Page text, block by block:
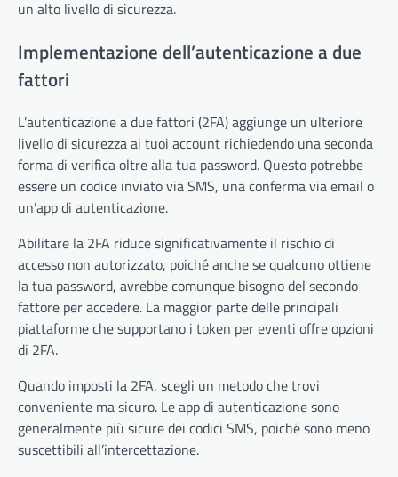
un alto livello di sicurezza.
Implementazione dell’autenticazione a due
fattori
L’autenticazione a due fattori (2FA) aggiunge un ulteriore
livello di sicurezza ai tuoi account richiedendo una seconda
forma di verifica oltre alla tua password. Questo potrebbe
essere un codice inviato via SMS, una conferma via email o
un’app di autenticazione.
Abilitare la 2FA riduce significativamente il rischio di
accesso non autorizzato, poiché anche se qualcuno ottiene
la tua password, avrebbe comunque bisogno del secondo
fattore per accedere. La maggior parte delle principali
piattaforme che supportano i token per eventi offre opzioni
di 2FA.
Quando imposti la 2FA, scegli un metodo che trovi
conveniente ma sicuro. Le app di autenticazione sono
generalmente più sicure dei codici SMS, poiché sono meno
suscettibili all’intercettazione.